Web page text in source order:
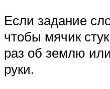
Если задание
чтобы мячик
раз об землю
руки.